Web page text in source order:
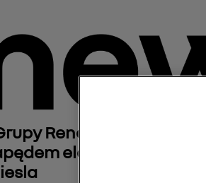
Renault,
elektrycznym,